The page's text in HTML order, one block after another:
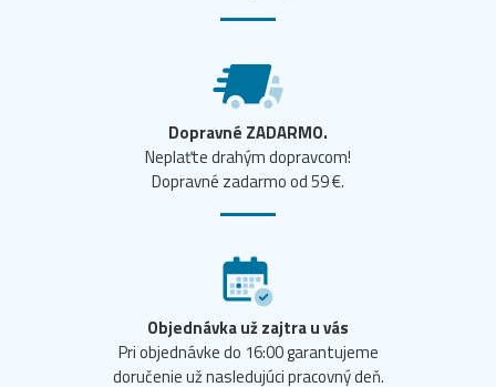
Dopravné ZADARMO.
Neplaťte drahým dopravcom!
Dopravné zadarmo od 59 €.
Objednávka už zajtra u vás
Pri objednávke do 16:00 garantujeme
doručenie už nasledujúci pracovný deň.